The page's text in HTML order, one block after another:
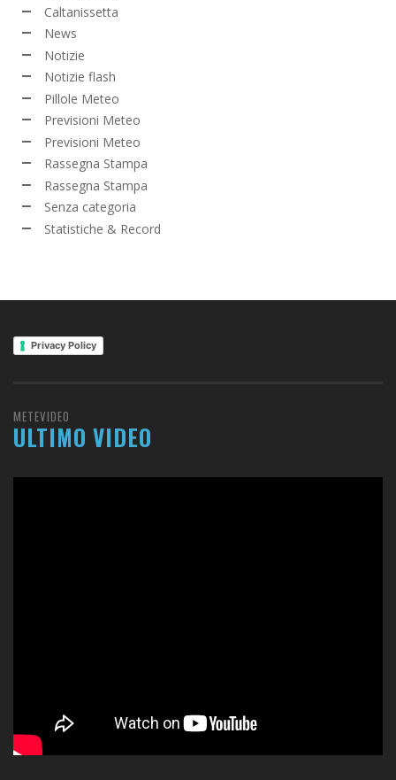
Caltanissetta
News
Notizie
Notizie flash
Pillole Meteo
Previsioni Meteo
Previsioni Meteo
Rassegna Stampa
Rassegna Stampa
Senza categoria
Statistiche & Record
Privacy Policy
METEVIDEO
ULTIMO VIDEO